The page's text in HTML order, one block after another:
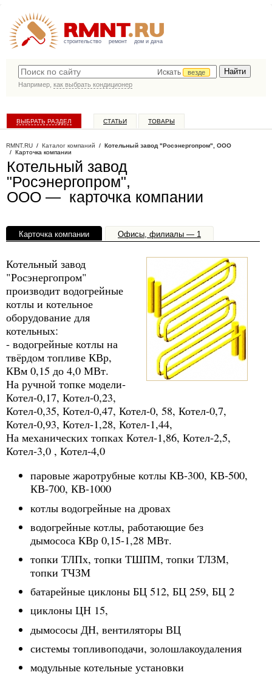
строительство ремонт дом и дача
Искать
везде
Например, как выбрать кондиционер
ВЫБРАТЬ РАЗДЕЛ СТАТЬИ ТОВАРЫ
RMNT.RU / Каталог компаний / Котельный завод "Росэнергопром", ООО
/ Карточка компании
Котельный завод
"Росэнергопром",
ООО — карточка компании
Карточка компании Офисы, филиалы — 1
Котельный завод
"Росэнергопром"
производит водогрейные
котлы и котельное
оборудование для
котельных:
- водогрейные котлы на
твёрдом топливе КВр,
КВм 0,15 до 4,0 МВт.
На ручной топке модели-
Котел-0,17, Котел-0,23,
Котел-0,35, Котел-0,47, Котел-0, 58, Котел-0,7,
Котел-0,93, Котел-1,28, Котел-1,44,
На механических топках Котел-1,86, Котел-2,5,
Котел-3,0 , Котел-4,0
паровые жаротрубные котлы КВ-300, КВ-500,
КВ-700, КВ-1000
котлы водогрейные на дровах
водогрейные котлы, работающие без
дымососа КВр 0,15-1,28 МВт.
топки ТЛПх, топки ТШПМ, топки ТЛЗМ,
топки ТЧЗМ
батарейные циклоны БЦ 512, БЦ 259, БЦ 2
циклоны ЦН 15,
дымососы ДН, вентиляторы ВЦ
системы топливоподачи, золошлакоудаления
модульные котельные установки